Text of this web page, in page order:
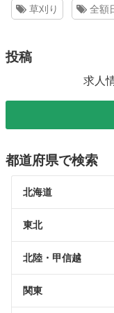
草刈り 全額
投稿
求人
都道府県で検索
北海道
東北
北陸・甲信越
関東